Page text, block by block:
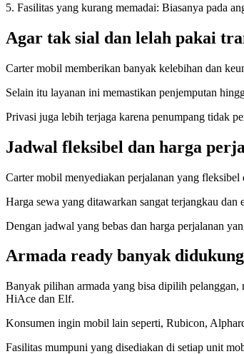
5. Fasilitas yang kurang memadai: Biasanya pada
Agar tak sial dan lelah pakai
Carter mobil memberikan banyak kelebihan dan
Selain itu layanan ini memastikan penjemputan
Privasi juga lebih terjaga karena penumpang tidak
Jadwal fleksibel dan harga
Carter mobil menyediakan perjalanan yang
Harga sewa yang ditawarkan sangat terjangkau
Dengan jadwal yang bebas dan harga perjalanan
Armada ready banyak
Banyak pilihan armada yang bisa dipilih
HiAce dan Elf.
Konsumen ingin mobil lain seperti, Rubicon,
Fasilitas mumpuni yang disediakan di setiap unit